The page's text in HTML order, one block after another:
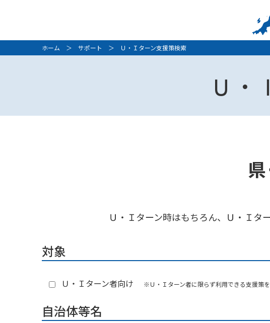
ホーム ＞ サポート ＞ Ｕ・Ｉターン支援策検索
Ｕ・
Ｕ・Ｉターン時はもちろん、Ｕ・Ｉタ
対象
Ｕ・Ｉターン者向け ※Ｕ・Ｉターン者に限らず利用できる支援策
自治体等名